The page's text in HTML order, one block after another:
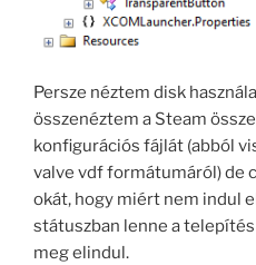
Persze néztem disk
összenéztem a Steam
konfigurációs fájlát (abból
valve vdf formátumáról) de
okát, hogy miért nem indul
státuszban lenne a
meg elindul.